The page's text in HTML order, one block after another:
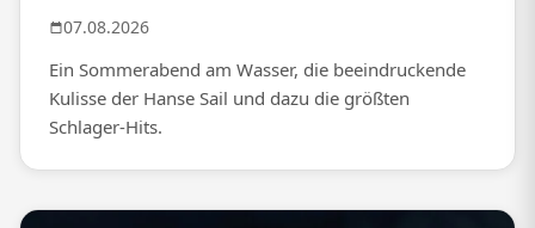
07.08.2026
Ein Sommerabend am Wasser, die beeindruckende
Kulisse der Hanse Sail und dazu die größten
Schlager-Hits.